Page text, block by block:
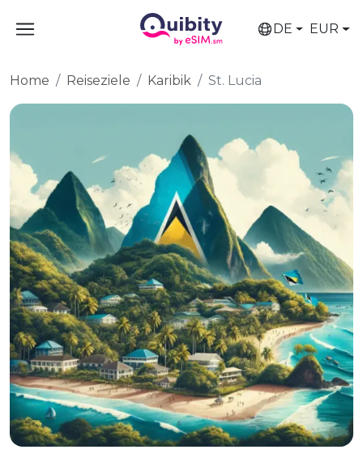
DE EUR
Home Reiseziele Karibik St. Lucia